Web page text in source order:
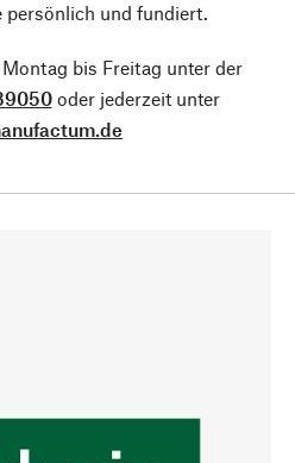
persönlich und fundiert.
bis Freitag unter der
oder jederzeit unter